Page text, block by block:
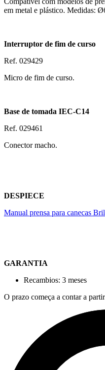
em metal e plástico. Medidas:
Interruptor de fim de curso
Ref. 029429
Micro de fim de curso.
Base de tomada IEC-C14
Ref. 029461
Conector macho.
DESPIECE
Manual prensa para canecas
GARANTIA
Recambios: 3 meses
O prazo começa a contar a